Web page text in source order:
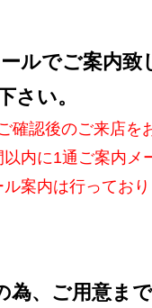
ルでご案内致
さい。
確認後のご来店を
内に1通ご案内メ
案内は行ってお
為、ご用意ま